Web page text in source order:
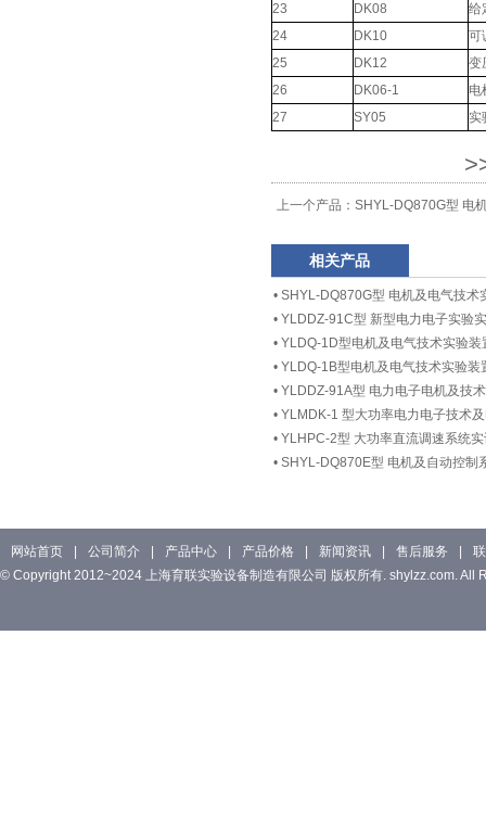
23
DK08
给
24
DK10
可
25
DK12
变
26
DK06-1
电
27
SY05 实
上一个产品： SHYL-DQ870G型 电
相关产品
• SHYL-DQ870G型 电机及电气技术
• YLDDZ-91C型 新型电力电子实验
• YLDQ-1D型电机及电气技术实验装
• YLDQ-1B型电机及电气技术实验装
• YLDDZ-91A型 电力电子电机及技
• YLMDK-1 型大功率电力电子技术
• YLHPC-2型 大功率直流调速系统
• SHYL-DQ870E型 电机及自动控制
网站首页 公司简介 产品中心 产品价格 新闻资讯 售后服务
© Copyright 2012~2024 上海育联实验设备制造有限公司 版权所有. shylzz.com. All